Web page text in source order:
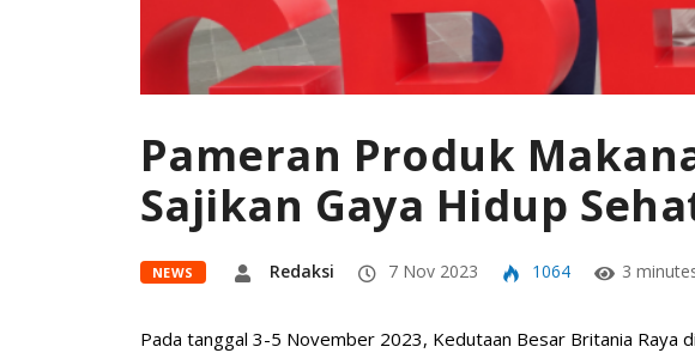
Pameran Produk
Sajikan Gaya Hidup
NEWS Redaksi 7 Nov 2023 1064 3
Pada tanggal 3-5 November 2023, Kedutaan Besar Britania Raya